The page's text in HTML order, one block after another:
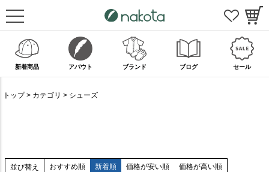
新着商品 アバウト ブランド ブログ セール
トップ カテゴリ シューズ
並び替え おすすめ順 新着順 価格が安い順 価格が高い順